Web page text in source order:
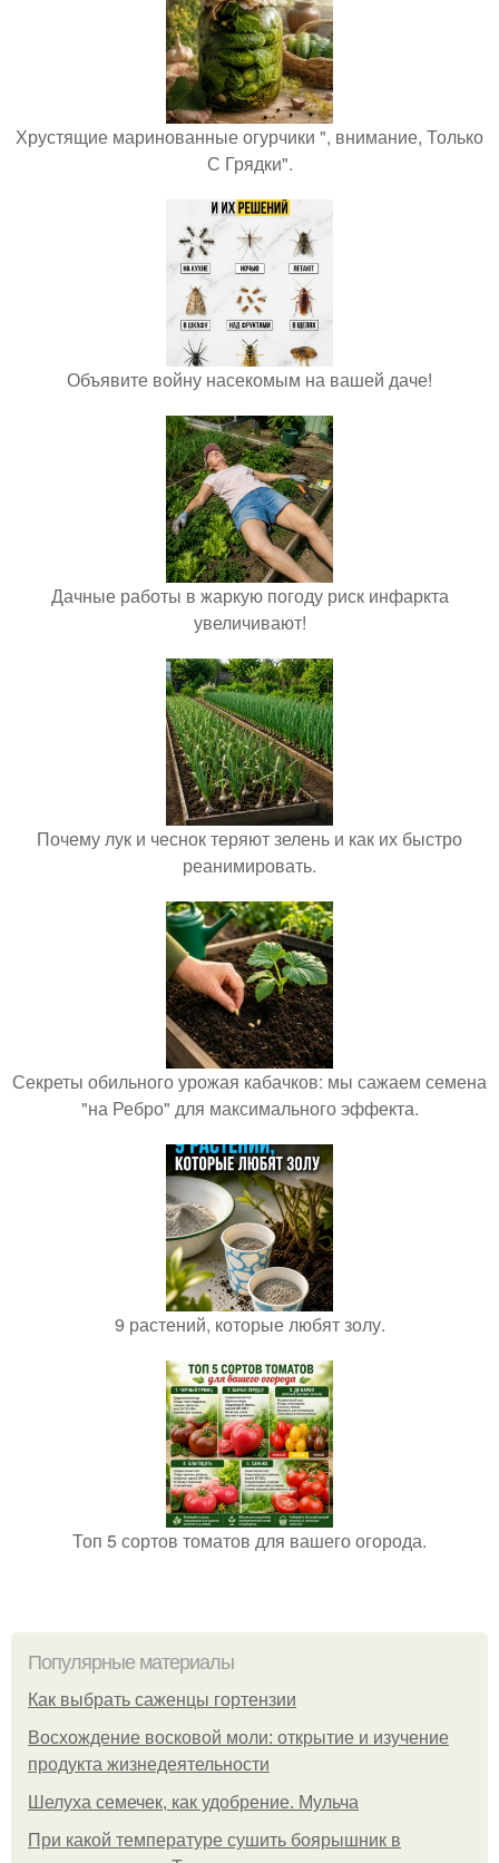
Хрустящие маринованные огурчики ", внимание, Только
С Грядки".
Объявите войну насекомым на вашей даче!
Дачные работы в жаркую погоду риск инфаркта
увеличивают!
Почему лук и чеснок теряют зелень и как их быстро
реанимировать.
Секреты обильного урожая кабачков: мы сажаем семена
"на Ребро" для максимального эффекта.
9 растений, которые любят золу.
Топ 5 сортов томатов для вашего огорода.
Популярные материалы
Как выбрать саженцы гортензии
Восхождение восковой моли: открытие и изучение
продукта жизнедеятельности
Шелуха семечек, как удобрение. Мульча
При какой температуре сушить боярышник в